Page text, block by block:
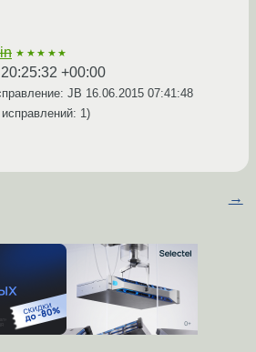
★★★★★
+00:00
JB 16.06.2015 07:41:48
исправлений: 1)
→